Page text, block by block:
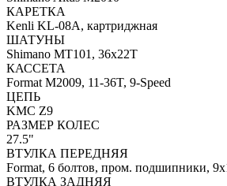
КАРЕТКА
Kenli KL-08A, картриджная
ШАТУНЫ
Shimano MT101, 36x22T
КАССЕТА
Format M2009, 11-36T, 9-Speed
ЦЕПЬ
KMC Z9
РАЗМЕР КОЛЕС
27.5"
ВТУЛКА ПЕРЕДНЯЯ
Format, 6 болтов, пром. подшипники,
ВТУЛКА ЗАДНЯЯ